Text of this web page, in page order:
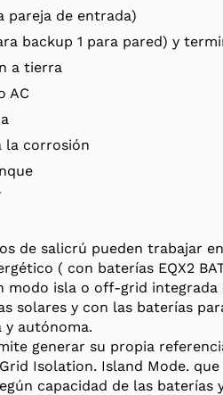
pareja de entrada)
backup 1 para pared) y
a tierra
AC
la corrosión
de salicrú pueden trabajar
( con baterías EQX2
modo isla o off-grid integrada
solares y con las baterías
y autónoma.
generar su propia
Isolation. Island Mode.
capacidad de las baterías